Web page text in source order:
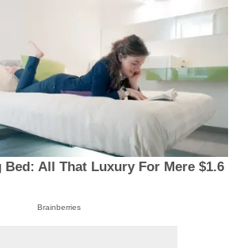
All That Luxury For Mere $1.6
Brainberries